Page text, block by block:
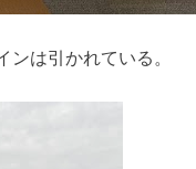
ンは引かれている。